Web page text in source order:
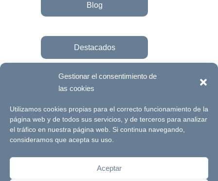
Gestionar el consentimiento de
las cookies
Utilizamos cookies propias para el correcto funcionamiento de la
página web y de todos sus servicios, y de terceros para analizar
el tráfico en nuestra página web. Si continua navegando,
consideramos que acepta su uso.
Aceptar
Blog
Destacados
Únete a la fundación
© Futuro Singular Córdoba 2017. Web
desarrollada por
Aviso Legal